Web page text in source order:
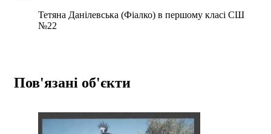
Тетяна Данілевська (Фіалко) в першому класі СШ
№22
Пов'язані об'єкти